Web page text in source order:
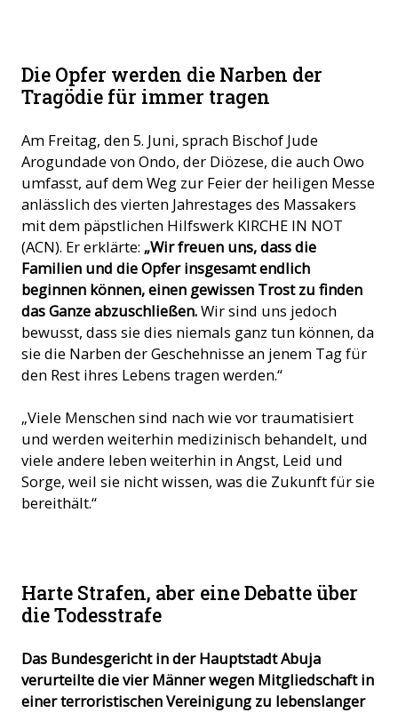
Die Opfer werden die Narben der
Tragödie für immer tragen
Am Freitag, den 5. Juni, sprach Bischof Jude
Arogundade von Ondo, der Diözese, die auch Owo
umfasst, auf dem Weg zur Feier der heiligen Messe
anlässlich des vierten Jahrestages des Massakers
mit dem päpstlichen Hilfswerk KIRCHE IN NOT
(ACN). Er erklärte: „Wir freuen uns, dass die
Familien und die Opfer insgesamt endlich
beginnen können, einen gewissen Trost zu finden
das Ganze abzuschließen.Wir sind uns jedoch
bewusst, dass sie dies niemals ganz tun können, da
sie die Narben der Geschehnisse an jenem Tag für
den Rest ihres Lebens tragen werden.“
„Viele Menschen sind nach wie vor traumatisiert
und werden weiterhin medizinisch behandelt, und
viele andere leben weiterhin in Angst, Leid und
Sorge, weil sie nicht wissen, was die Zukunft für sie
bereithält.“
Harte Strafen, aber eine Debatte über
die Todesstrafe
Das Bundesgericht in der Hauptstadt Abuja
verurteilte die vier Männer wegen Mitgliedschaft in
einer terroristischen Vereinigung zu lebenslanger